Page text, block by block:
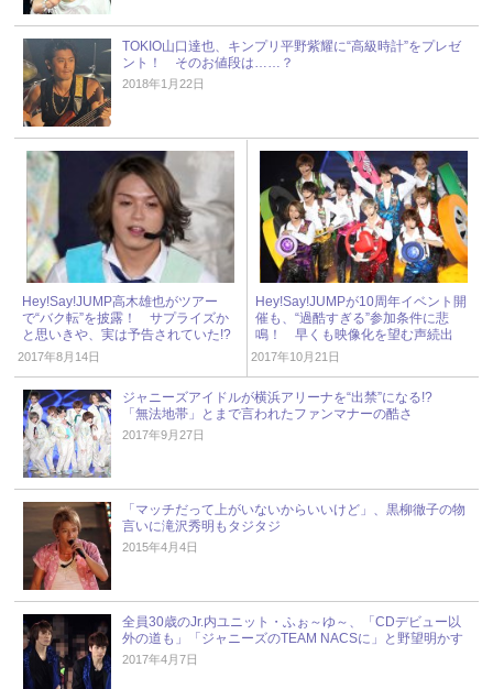
TOKIO山口達也、キンプリ平野紫耀に“高級時計”をプレゼ
ント！ そのお値段は……？
2018年1月22日
Hey!Say!JUMP高木雄也がツアー
で“バク転”を披露！ サプライズか
と思いきや、実は予告されていた!?
2017年8月14日
Hey!Say!JUMPが10周年イベント開
催も、“過酷すぎる”参加条件に悲
鳴！ 早くも映像化を望む声続出
2017年10月21日
ジャニーズアイドルが横浜アリーナを“出禁”になる!?
「無法地帯」とまで言われたファンマナーの酷さ
2017年9月27日
「マッチだって上がいないからいいけど」、黒柳徹子の物
言いに滝沢秀明もタジタジ
2015年4月4日
全員30歳のJr.内ユニット・ふぉ～ゆ～、「CDデビュー以
外の道も」「ジャニーズのTEAM NACSに」と野望明かす
2017年4月7日